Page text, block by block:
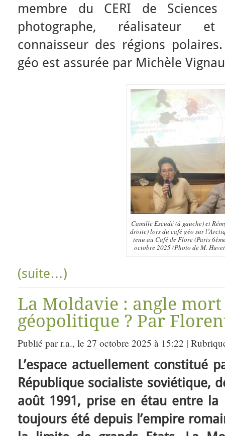
membre du CERI de
photographe, réalisateur
connaisseur des régions
géo est assurée par Michèle
Camille Escudé (à gauche) et
droite) lors du café géo sur
tenu au Café de Flore (Paris
octobre 2025 (Photo de M.
(suite…)
La Moldavie : angle mort
géopolitique ? Par
Publié par r.a., le 27 octobre 2025 à 15:22 |
L’espace actuellement constitué
République socialiste soviétique,
août 1991, prise en étau entre la
toujours été depuis l’empire